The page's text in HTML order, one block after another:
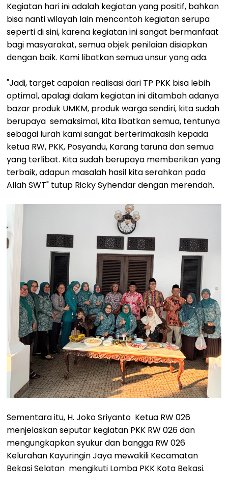
Kegiatan hari ini adalah kegiatan yang positif, bahkan
bisa nanti wilayah lain mencontoh kegiatan serupa
seperti di sini, karena kegiatan ini sangat bermanfaat
bagi masyarakat, semua objek penilaian disiapkan
dengan baik. Kami libatkan semua unsur yang ada.
"Jadi, target capaian realisasi dari TP PKK bisa lebih
optimal, apalagi dalam kegiatan ini ditambah adanya
bazar produk UMKM, produk warga sendiri, kita sudah
berupaya semaksimal, kita libatkan semua, tentunya
sebagai lurah kami sangat berterimakasih kepada
ketua RW, PKK, Posyandu, Karang taruna dan semua
yang terlibat. Kita sudah berupaya memberikan yang
terbaik, adapun masalah hasil kita serahkan pada
Allah SWT" tutup Ricky Syhendar dengan merendah.
Sementara itu, H. Joko Sriyanto Ketua RW 026
menjelaskan seputar kegiatan PKK RW 026 dan
mengungkapkan syukur dan bangga RW 026
Kelurahan Kayuringin Jaya mewakili Kecamatan
Bekasi Selatan mengikuti Lomba PKK Kota Bekasi.